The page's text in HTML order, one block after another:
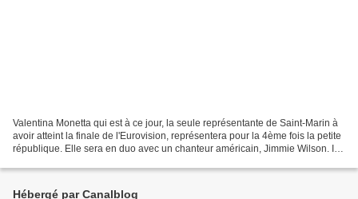
Valentina Monetta qui est à ce jour, la seule représentante de Saint-Marin à
avoir atteint la finale de l'Eurovision, représentera pour la 4ème fois la petite
république. Elle sera en duo avec un chanteur américain, Jimmie Wilson. Ils
Hébergé par Canalblog